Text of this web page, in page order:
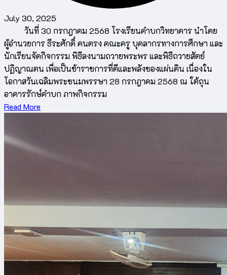
July 30, 2025
วันที่ 30 กรกฎาคม 2568 โรงเรียนคำบกวิทยาคาร นำโดย
ผู้อำนวยการ ธีระศักดิ์ คนตรง คณะครู บุคลากรทางการศึกษา และ
นักเรียนจัดกิจกรรม พิธีลงนามถวายพระพร และพิธีถวายสัตย์
ปฏิญาณตน เพื่อเป็นข้าราชการที่ดีและพลังของแผ่นดิน เนื่องใน
โอกาสวันเฉลิมพระชนมพรรษา 28 กรกฎาคม 2568 ณ ใต้ถุน
อาคารรักษ์คำบก ภาพกิจกรรม
Read More